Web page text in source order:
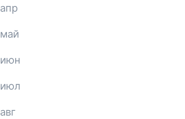
апр
май
июн
июл
авг